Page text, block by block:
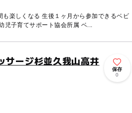
楽しくなる 生後１ヶ月から参加できるベビ
ージ教室げんきっこ 愛知県豊川市 乳幼児子育てサポート協会所属 ベ...
サージ杉並久我山高井
保存
0